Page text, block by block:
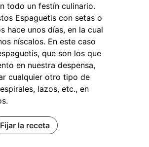
todo un festín culinario.
Espaguetis con setas o
hace unos días, en la cual
níscalos. En este caso
que son los que
en nuestra despensa,
cualquier otro tipo de
lazos, etc., en
Fijar la receta